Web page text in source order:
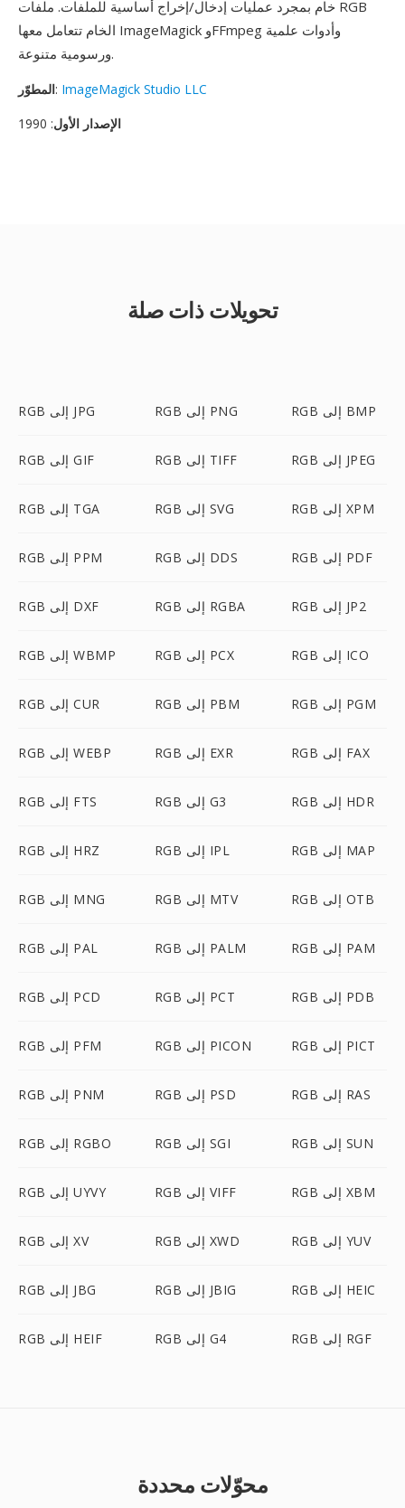
خام بمجرد عمليات إدخال/إخراج أساسية للملفات. ملفات RGB
الخام تتعامل معها ImageMagick وFFmpeg وأدوات علمية
ورسومية متنوعة.
المطوّر: ImageMagick Studio LLC
الإصدار الأول: 1990
تحويلات ذات صلة
RGB إلى JPG RGB إلى PNG RGB إلى BMP
RGB إلى GIF RGB إلى TIFF RGB إلى JPEG
RGB إلى TGA RGB إلى SVG RGB إلى XPM
RGB إلى PPM RGB إلى DDS RGB إلى PDF
RGB إلى DXF RGB إلى RGBA RGB إلى JP2
RGB إلى WBMP RGB إلى PCX RGB إلى ICO
RGB إلى CUR RGB إلى PBM RGB إلى PGM
RGB إلى WEBP RGB إلى EXR RGB إلى FAX
RGB إلى FTS RGB إلى G3 RGB إلى HDR
RGB إلى HRZ RGB إلى IPL RGB إلى MAP
RGB إلى MNG RGB إلى MTV RGB إلى OTB
RGB إلى PAL RGB إلى PALM RGB إلى PAM
RGB إلى PCD RGB إلى PCT RGB إلى PDB
RGB إلى PFM RGB إلى PICON RGB إلى PICT
RGB إلى PNM RGB إلى PSD RGB إلى RAS
RGB إلى RGBO RGB إلى SGI RGB إلى SUN
RGB إلى UYVY RGB إلى VIFF RGB إلى XBM
RGB إلى XV RGB إلى XWD RGB إلى YUV
RGB إلى JBG RGB إلى JBIG RGB إلى HEIC
RGB إلى HEIF RGB إلى G4 RGB إلى RGF
محوّلات محددة